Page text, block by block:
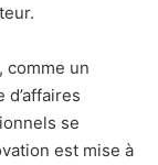
comme un
se
est mise à